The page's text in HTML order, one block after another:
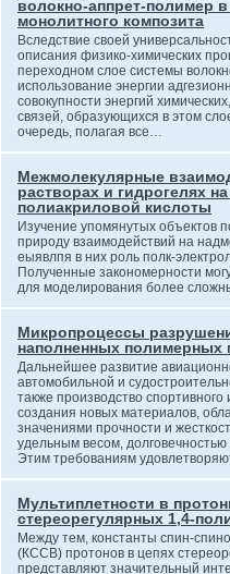
волокно-аппрет-полимер в
монолитного композита
Вследствие своей
описания физико-химических
переходном слое системы
использование энергии
совокупности энергий
связей, образующихся в этом
очередь, полагая все…
Межмолекулярные
растворах и гидрогелях
полиакриловой кислоты
Изучение упомянутых объектов
природу взаимодействий на
еыявлпя в них роль полк-
Полученные закономерности
для моделирования более
Микропроцессы
наполненных полимерных
Дальнейшее развитие
автомобильной и
также производство спортивного
создания новых материалов,
значениями прочности и
удельным весом,
Этим требованиям
Мультиплетности в
стереорегулярных 1,4-
Между тем, константы спин-
(КССВ) протонов в цепях
представляют значительный